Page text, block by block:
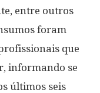
entre outros
foram
que
informando se
últimos seis